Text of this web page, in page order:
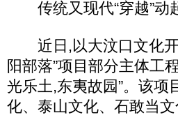
传统又现代“穿越”动
近日,以大汶口文化开
阳部落”项目部分主体工
光乐土,东夷故园”。该
化、泰山文化、石敢当文